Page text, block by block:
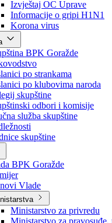
Obavještenja Vlade
Izvještajno prognozna
Izvještaj o radu
Izvještaj OC Uprave
Informacije o gripi H1N1
Korona virus
BPK Goražde
po strankama
po klubovima naroda
skupštine
odbori i komisije
služba skupštine
skupštine
BPK Goražde
Vlade